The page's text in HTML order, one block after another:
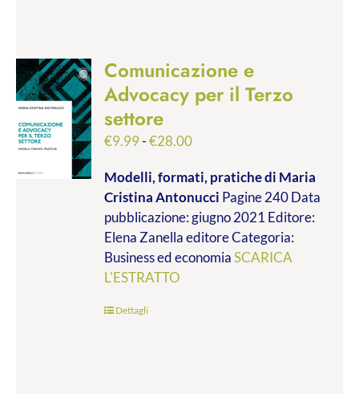
Comunicazione e
Advocacy per il Terzo
settore
€9.99-€28.00Fascia
prezzo:
da
€9.99
a
€28.00
Modelli, formati, pratichedi Maria
Cristina Antonucci Pagine 240 Data
pubblicazione: giugno 2021 Editore:
Elena Zanella editore Categoria:
Business ed economiaSCARICA
L'ESTRATTO
Dettagli